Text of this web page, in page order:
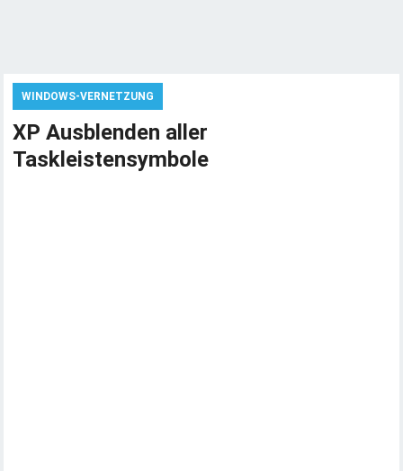
WINDOWS-VERNETZUNG
XP Ausblenden aller
Taskleistensymbole